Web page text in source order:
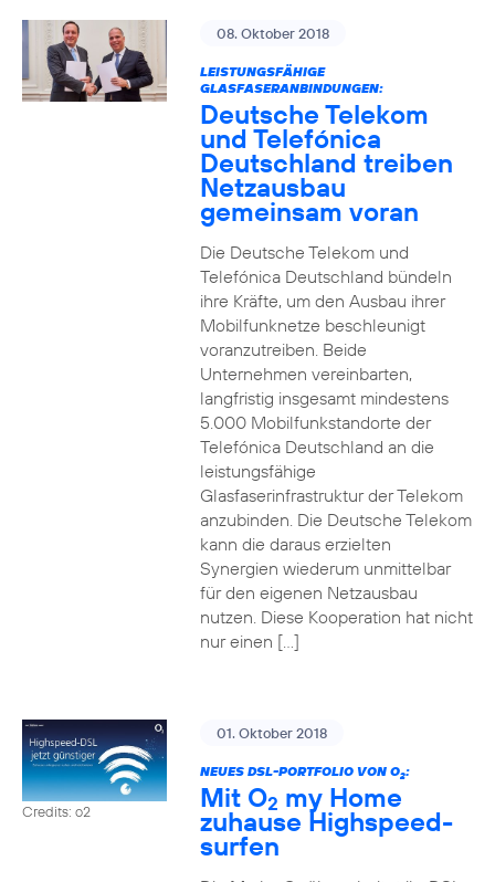
08. Oktober 2018
LEISTUNGSFÄHIGE
GLASFASERANBINDUNGEN:
Deutsche Telekom
und Telefónica
Deutschland treiben
Netzausbau
gemeinsam voran
Die Deutsche Telekom und
Telefónica Deutschland bündeln
ihre Kräfte, um den Ausbau ihrer
Mobilfunknetze beschleunigt
voranzutreiben. Beide
Unternehmen vereinbarten,
langfristig insgesamt mindestens
5.000 Mobilfunkstandorte der
Telefónica Deutschland an die
leistungsfähige
Glasfaserinfrastruktur der Telekom
anzubinden. Die Deutsche Telekom
kann die daraus erzielten
Synergien wiederum unmittelbar
für den eigenen Netzausbau
nutzen. Diese Kooperation hat nicht
nur einen […]
Credits: o2
01. Oktober 2018
NEUES DSL-PORTFOLIO VON O2:
Mit O2 my Home
zuhause Highspeed-
surfen